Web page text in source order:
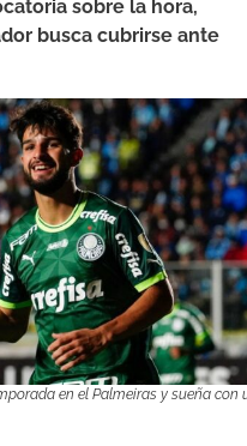
sobre la hora,
busca cubrirse ante
en el Palmeiras y sueña con